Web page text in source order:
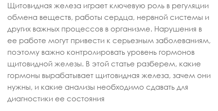
Щитовидная железа играет ключевую роль в регуляции
обмена веществ, работы сердца, нервной системы и
других важных процессов в организме. Нарушения в
ее работе могут привести к серьезным заболеваниям,
поэтому важно контролировать уровень гормонов
щитовидной железы. В этой статье разберем, какие
гормоны вырабатывает щитовидная железа, зачем они
нужны, и какие анализы необходимо сдавать для
диагностики ее состояния